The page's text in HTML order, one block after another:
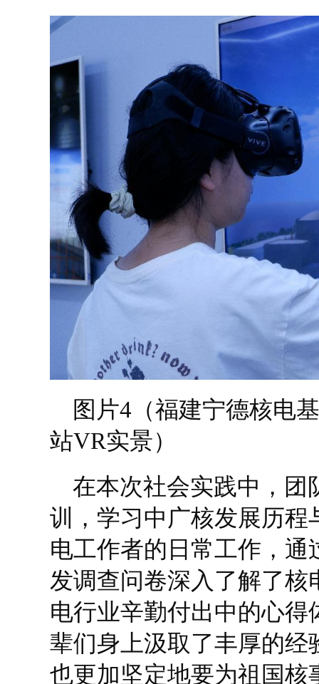
图片4（福建宁德核电
站VR实景）
在本次社会实践中，团
训，学习中广核发展历程
电工作者的日常工作，通
发调查问卷深入了解了核
电行业辛勤付出中的心得
辈们身上汲取了丰厚的经
也更加坚定地要为祖国核